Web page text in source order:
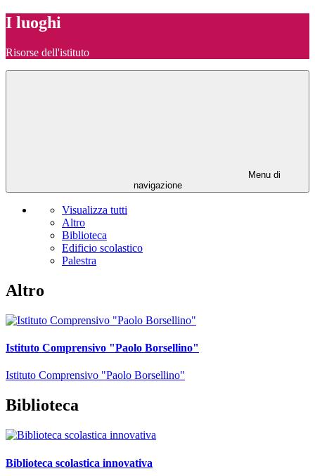
I luoghi
Risorse dell'istituto
Menu di
navigazione
Visualizza tutti
Altro
Biblioteca
Edificio scolastico
Palestra
Altro
Istituto Comprensivo "Paolo Borsellino"
Istituto Comprensivo "Paolo Borsellino"
Biblioteca
Biblioteca scolastica innovativa